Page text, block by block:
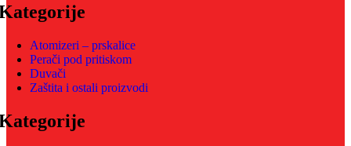
Atomizeri – prskalice
Perači pod pritiskom
Duvači
Zaštita i ostali proizvodi